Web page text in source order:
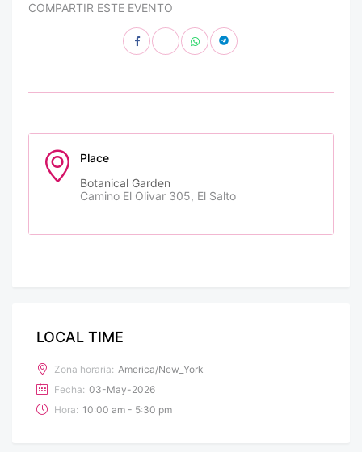
COMPARTIR ESTE EVENTO
Place
Botanical Garden
Camino El Olivar 305, El Salto
LOCAL TIME
Zona horaria: America/New_York
Fecha: 03-May-2026
Hora: 10:00 am - 5:30 pm